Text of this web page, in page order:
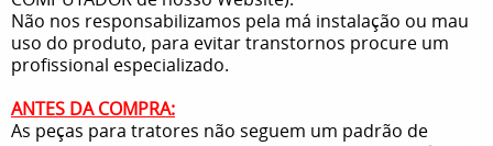
Não nos responsabilizamos pela má instalação ou mau
uso do produto, para evitar transtornos procure um
profissional especializado.
ANTES DA COMPRA:
As peças para tratores não seguem um padrão de